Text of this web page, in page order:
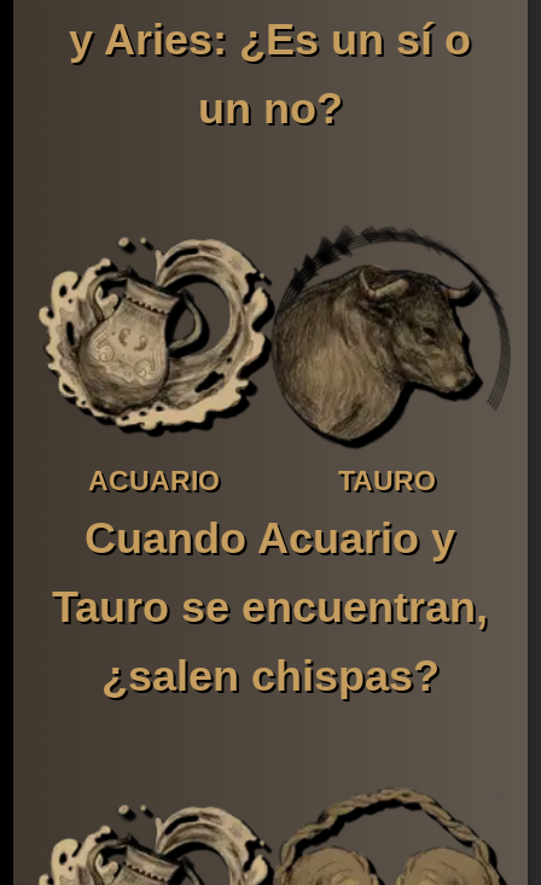
y Aries: ¿Es un sí o
un no?
ACUARIO TAURO
Cuando Acuario y
Tauro se encuentran,
¿salen chispas?